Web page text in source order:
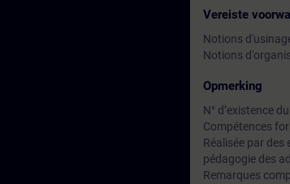
Vereiste
Notions
Notions
Opmerking
N° d’existence
Compétences
Réalisée par
pédagogie des
Remarques